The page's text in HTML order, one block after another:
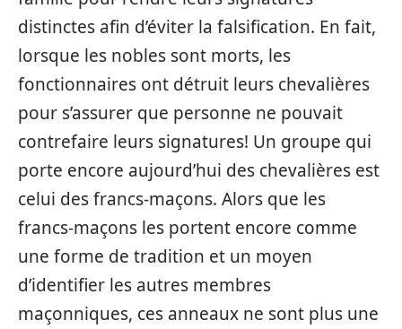
distinctes afin d’éviter la falsification. En fait,
lorsque les nobles sont morts, les
fonctionnaires ont détruit leurs chevalières
pour s’assurer que personne ne pouvait
contrefaire leurs signatures! Un groupe qui
porte encore aujourd’hui des chevalières est
celui des francs-maçons. Alors que les
francs-maçons les portent encore comme
une forme de tradition et un moyen
d’identifier les autres membres
maçonniques, ces anneaux ne sont plus une